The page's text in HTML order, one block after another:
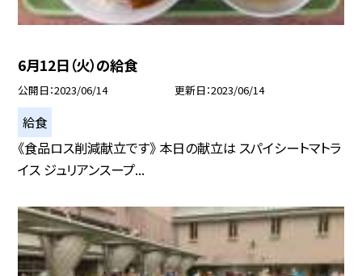
6月12日（火）の給食
公開日 2023/06/14 更新日 2023/06/14
給食
《食品ロス削減献立です》 本日の献立は スパイシートマトラ
イス ジュリアンスープ...